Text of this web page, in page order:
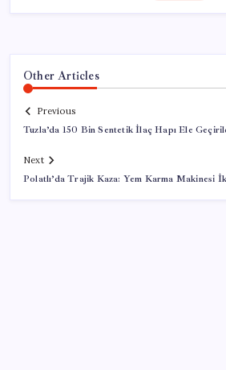
Other Articles
Previous
Tuzla’da 150 Bin Sentetik İlaç Hapı Ele
Next
Polatlı’da Trajik Kaza: Yem Karma Makinesi